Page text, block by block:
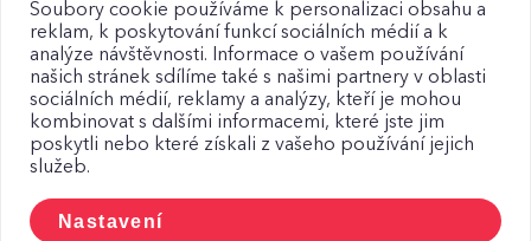
Web map
Privacy Policy
Principles of using Cookies
Soubory cookie používáme k personalizaci obsahu a
reklam, k poskytování funkcí sociálních médií a k
analýze návštěvnosti. Informace o vašem používání
našich stránek sdílíme také s našimi partnery v oblasti
sociálních médií, reklamy a analýzy, kteří je mohou
kombinovat s dalšími informacemi, které jste jim
poskytli nebo které získali z vašeho používání jejich
služeb.
Nastavení